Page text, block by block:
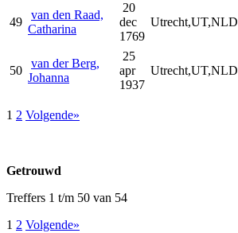
49
van den Raad,
Catharina
20
dec
1769
Utrecht,UT,NLD
50
van der Berg,
Johanna
25
apr
1937
Utrecht,UT,NLD
1 2 Volgende»
Getrouwd
Treffers 1 t/m 50 van 54
1 2 Volgende»